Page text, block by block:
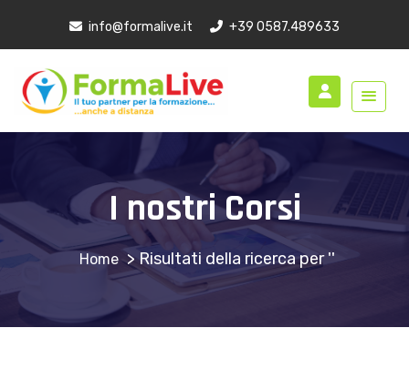
info@formalive.it +39 0587.489633
I nostri Corsi
>Risultati della ricerca per ''